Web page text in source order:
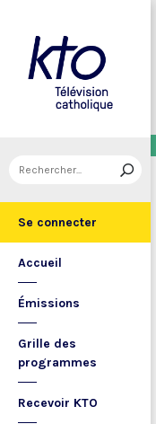
Se connecter
Accueil
Émissions
Grille des
programmes
Recevoir KTO